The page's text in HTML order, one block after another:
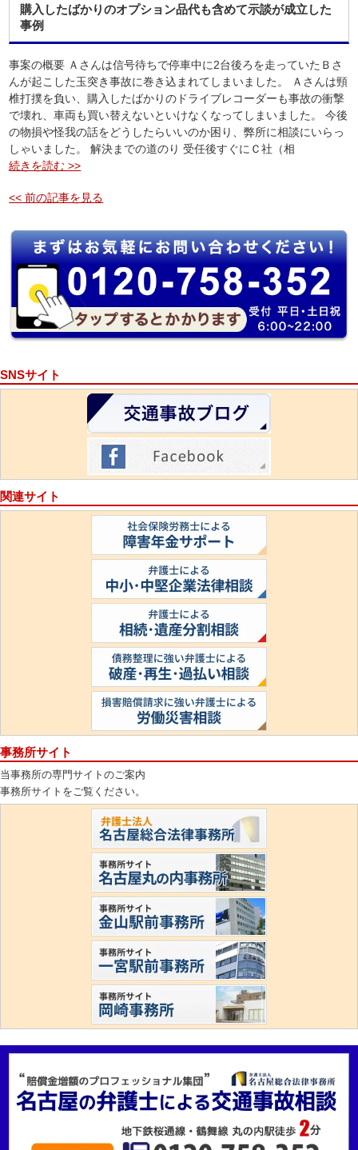
購入したばかりのオプション品代も含めて示談が成立した
事例
事案の概要 Ａさんは信号待ちで停車中に2台後ろを走っていたＢさ
んが起こした玉突き事故に巻き込まれてしまいました。 Ａさんは頸
椎打撲を負い、購入したばかりのドライブレコーダーも事故の衝撃
で壊れ、車両も買い替えないといけなくなってしまいました。 今後
の物損や怪我の話をどうしたらいいのか困り、弊所に相談にいらっ
しゃいました。 解決までの道のり 受任後すぐにＣ社（相
続きを読む >>
<< 前の記事を見る
SNSサイト
関連サイト
事務所サイト
当事務所の専門サイトのご案内
事務所サイトをご覧ください。